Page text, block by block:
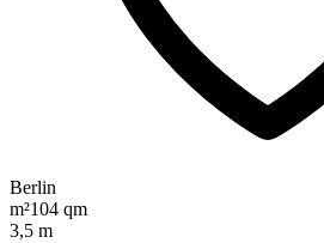
Berlin
m²104 qm
3,5 m